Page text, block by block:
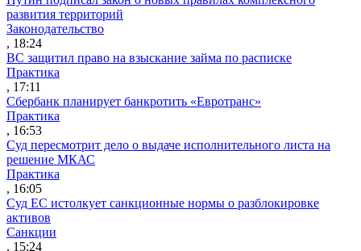
развития территорий
Законодательство
, 18:24
ВС защитил право на взыскание займа по расписке
Практика
, 17:11
Сбербанк планирует банкротить «Евротранс»
Практика
, 16:53
Суд пересмотрит дело о выдаче исполнительного листа на
решение МКАС
Практика
, 16:05
Суд ЕС истолкует санкционные нормы о разблокировке
активов
Санкции
, 15:24